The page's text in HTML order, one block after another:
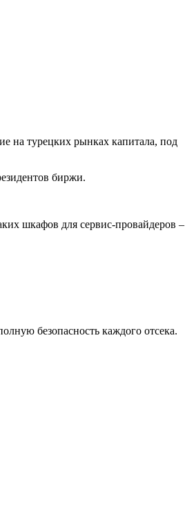
на турецких рынках капитала, под
биржи.
шкафов для сервис-провайдеров –
безопасность каждого отсека.